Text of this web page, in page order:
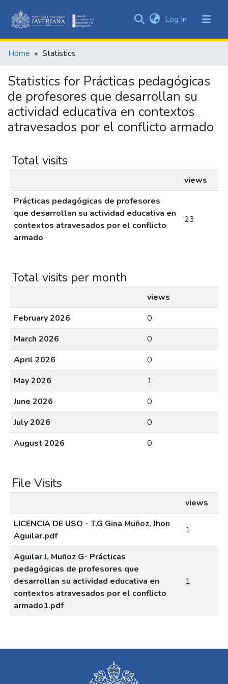
&
All of DSpace
Log In (current)
Home Statistics
Statistics for Prácticas pedagógicas
de profesores que desarrollan su
actividad educativa en contextos
atravesados por el conflicto armado
Total visits
views
Prácticas pedagógicas de profesores
que desarrollan su actividad educativa en
contextos atravesados por el conflicto
armado
23
Total visits per month
views
February 2026
0
March 2026
0
April 2026
0
May 2026
1
June 2026
0
July 2026
0
August 2026
0
File Visits
views
LICENCIA DE USO - T.G Gina Muñoz, Jhon
Aguilar.pdf
1
Aguilar J, Muñoz G- Prácticas
pedagógicas de profesores que
desarrollan su actividad educativa en
contextos atravesados por el conflicto
armado1.pdf
1